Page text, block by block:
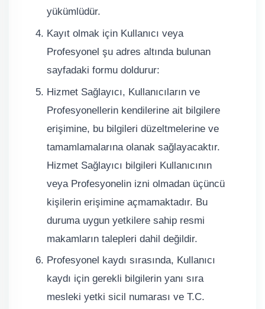
yükümlüdür.
Kayıt olmak için Kullanıcı veya
Profesyonel şu adres altında bulunan
sayfadaki formu doldurur:
Hizmet Sağlayıcı, Kullanıcıların ve
Profesyonellerin kendilerine ait bilgilere
erişimine, bu bilgileri düzeltmelerine ve
tamamlamalarına olanak sağlayacaktır.
Hizmet Sağlayıcı bilgileri Kullanıcının
veya Profesyonelin izni olmadan üçüncü
kişilerin erişimine açmamaktadır. Bu
duruma uygun yetkilere sahip resmi
makamların talepleri dahil değildir.
Profesyonel kaydı sırasında, Kullanıcı
kaydı için gerekli bilgilerin yanı sıra
mesleki yetki sicil numarası ve T.C.